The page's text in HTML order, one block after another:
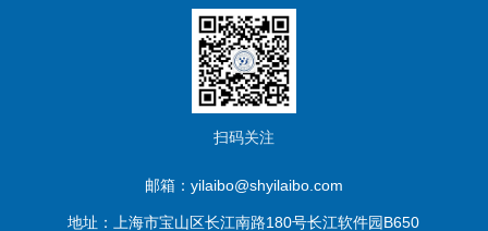
扫码关注
邮箱：yilaibo@shyilaibo.com
地址：上海市宝山区长江南路180号长江软件园B650